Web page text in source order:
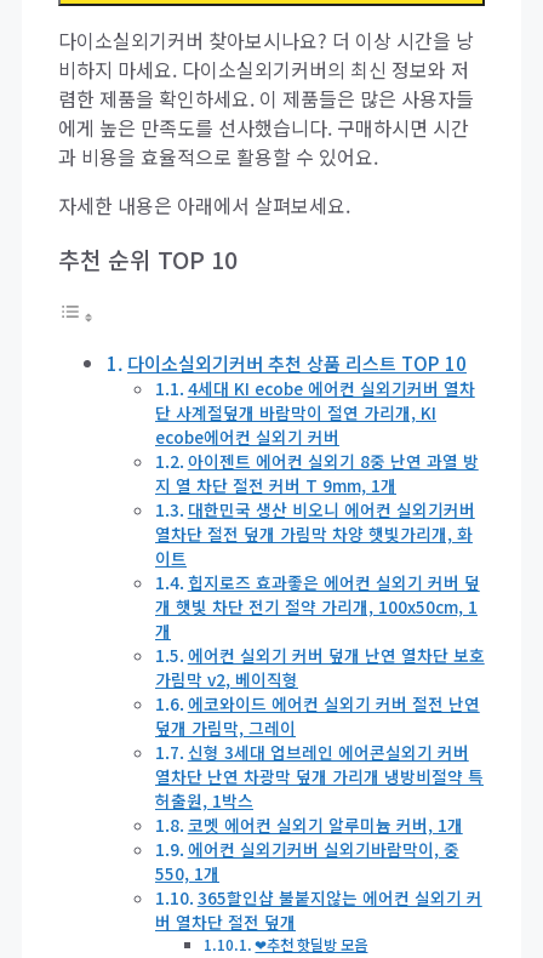
다이소실외기커버 찾아보시나요? 더 이상 시간을 낭
비하지 마세요. 다이소실외기커버의 최신 정보와 저
렴한 제품을 확인하세요. 이 제품들은 많은 사용자들
에게 높은 만족도를 선사했습니다. 구매하시면 시간
과 비용을 효율적으로 활용할 수 있어요.
자세한 내용은 아래에서 살펴보세요.
추천 순위 TOP 10
다이소실외기커버 추천 상품 리스트 TOP 10
4세대 KI ecobe 에어컨 실외기커버 열차
단 사계절덮개 바람막이 절연 가리개, KI
ecobe에어컨 실외기 커버
아이젠트 에어컨 실외기 8중 난연 과열 방
지 열 차단 절전 커버 T 9mm, 1개
대한민국 생산 비오니 에어컨 실외기커버
열차단 절전 덮개 가림막 차양 햇빛가리개, 화
이트
힙지로즈 효과좋은 에어컨 실외기 커버 덮
개 햇빛 차단 전기 절약 가리개, 100x50cm, 1
개
에어컨 실외기 커버 덮개 난연 열차단 보호
가림막 v2, 베이직형
에코와이드 에어컨 실외기 커버 절전 난연
덮개 가림막, 그레이
신형 3세대 업브레인 에어콘실외기 커버
열차단 난연 차광막 덮개 가리개 냉방비절약 특
허출원, 1박스
코멧 에어컨 실외기 알루미늄 커버, 1개
에어컨 실외기커버 실외기바람막이, 중
550, 1개
365할인샵 불붙지않는 에어컨 실외기 커
버 열차단 절전 덮개
❤추천 핫딜방 모음